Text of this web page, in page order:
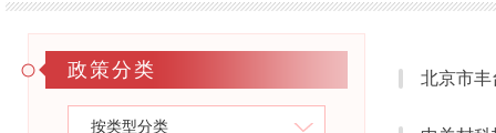
政策分类
按类型分类